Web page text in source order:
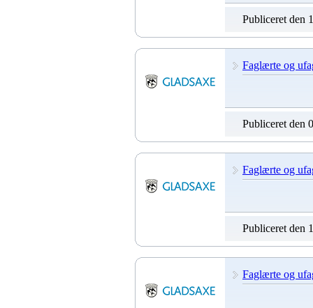
Publiceret den
Faglærte og
Publiceret den
Faglærte og
Publiceret den
Faglærte og